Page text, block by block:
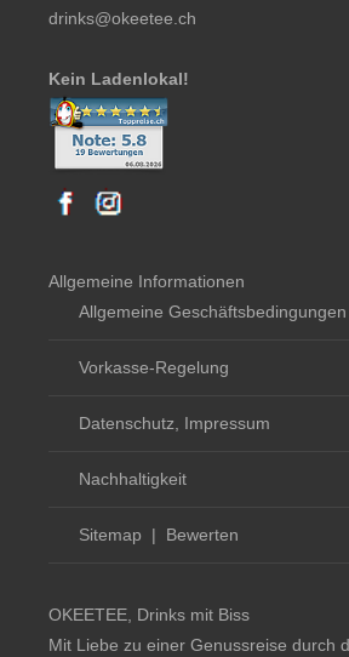
drinks@okeetee.ch
Kein Ladenlokal!
Allgemeine Informationen
Allgemeine Geschäftsbedingungen
Vorkasse-Regelung
Datenschutz, Impressum
Nachhaltigkeit
Sitemap | Bewerten
OKEETEE, Drinks mit Biss
Mit Liebe zu einer Genussreise durch